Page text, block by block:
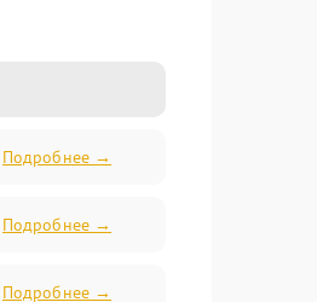
Подробнее →
Подробнее →
Подробнее →